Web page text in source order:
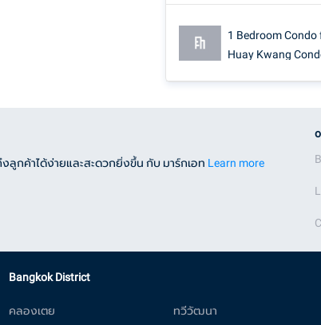
1 Bedroom Condo
Huay Kwang
งลูกค้าได้ง่ายและสะดวกยิ่งขึ้น กับ มาร์กเอท Learn more
Bangkok District
คลองเตย
ทวีวัฒนา